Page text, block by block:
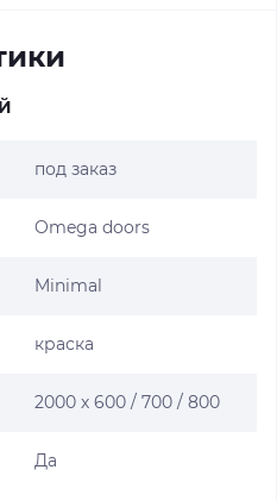
под заказ
Omega doors
Minimal
краска
2000 х 600 / 700 / 800
Да